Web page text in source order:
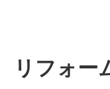
リフォー